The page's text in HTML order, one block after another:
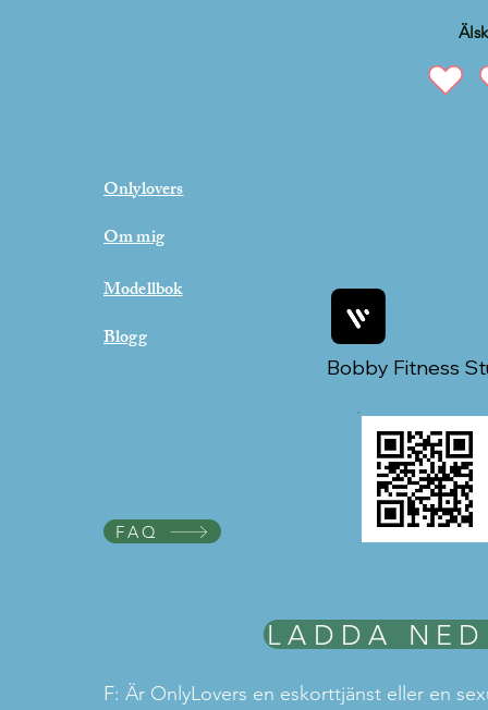
Onlylovers
Om mig
Modellbok
Blogg
FAQ
Bobby Fitness
F: Är OnlyLovers en eskorttjänst eller en